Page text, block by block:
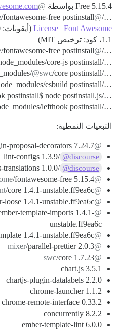
Free 5.15.4 بواسطة
@fontawesome
…/
@fortawesome/fontawesome-free postinstall: الترخيص -
License | Font Awesome
1.1، كود: ترخيص MIT)
…/
@fortawesome/fontawesome-free postinstall: انتهى
…/core-js@2.6.12/node_modules/core-js postinstall: انتهى
…/node_modules/
@swc/core postinstall: انتهى
…/esbuild@0.23.1/node_modules/esbuild postinstall: انتهى
…/node_modules/lefthook postinstall$ node postinstall.js
…/node_modules/lefthook postinstall: انتهى
التبعيات النمطية:
@babel
proposal-decorators 7.24.7
@discourse
/lint-configs 1.3.9
@discourse
/moment-timezone-names-translations 1.0.0
@fortawesome
/fontawesome-free 5.15.4
@glint
/core 1.4.1-unstable.ff9ea6c
@glint
loose 1.4.1-unstable.ff9ea6c
@glint
template-imports 1.4.1-
unstable.ff9ea6c
@glint
1.4.1-unstable.ff9ea6c
@mixer
/parallel-prettier 2.0.3
@swc
/core 1.7.23
chart.js 3.5.1
chartjs-plugin-datalabels 2.2.0
chrome-launcher 1.1.2
chrome-remote-interface 0.33.2
concurrently 8.2.2
ember-template-lint 6.0.0